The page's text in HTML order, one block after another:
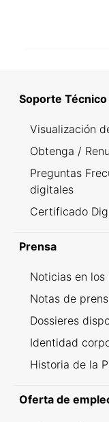
Soporte Técnico
Visualización
Obtenga /
Preguntas
digitales
Certificado
Prensa
Noticias en los
Notas de
Dossieres
Identidad
Historia de la
Oferta de